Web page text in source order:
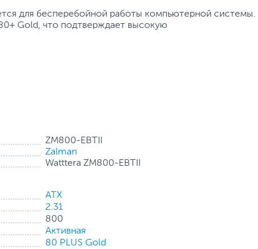
для бесперебойной работы компьютерной системы.
Gold, что подтверждает высокую
ZM800-EBTII
Zalman
Watttеra ZM800-EBTII
ATX
2.31
800
Активная
80 PLUS Gold